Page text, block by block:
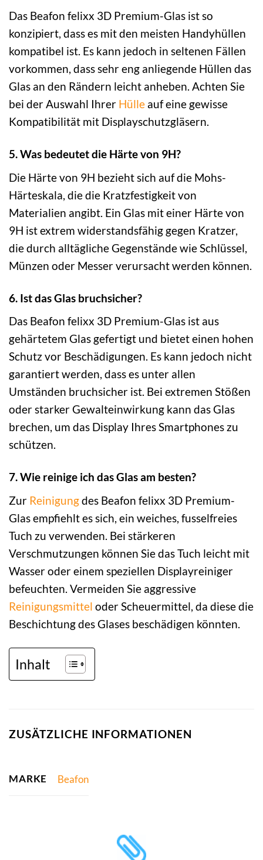
Das Beafon felixx 3D Premium-Glas ist so
konzipiert, dass es mit den meisten Handyhüllen
kompatibel ist. Es kann jedoch in seltenen Fällen
vorkommen, dass sehr eng anliegende Hüllen das
Glas an den Rändern leicht anheben. Achten Sie
bei der Auswahl Ihrer Hülle auf eine gewisse
Kompatibilität mit Displayschutzgläsern.
5. Was bedeutet die Härte von 9H?
Die Härte von 9H bezieht sich auf die Mohs-
Härteskala, die die Kratzfestigkeit von
Materialien angibt. Ein Glas mit einer Härte von
9H ist extrem widerstandsfähig gegen Kratzer,
die durch alltägliche Gegenstände wie Schlüssel,
Münzen oder Messer verursacht werden können.
6. Ist das Glas bruchsicher?
Das Beafon felixx 3D Premium-Glas ist aus
gehärtetem Glas gefertigt und bietet einen hohen
Schutz vor Beschädigungen. Es kann jedoch nicht
garantiert werden, dass es unter allen
Umständen bruchsicher ist. Bei extremen Stößen
oder starker Gewalteinwirkung kann das Glas
brechen, um das Display Ihres Smartphones zu
schützen.
7. Wie reinige ich das Glas am besten?
Zur Reinigungdes Beafon felixx 3D Premium-
Glas empfiehlt es sich, ein weiches, fusselfreies
Tuch zu verwenden. Bei stärkeren
Verschmutzungen können Sie das Tuch leicht mit
Wasser oder einem speziellen Displayreiniger
befeuchten. Vermeiden Sie aggressive
Reinigungsmittel oder Scheuermittel, da diese die
Beschichtung des Glases beschädigen könnten.
Inhalt
ZUSÄTZLICHE INFORMATIONEN
MARKE Beafon